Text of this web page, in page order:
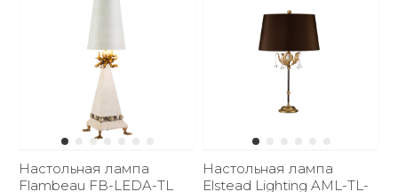
Настольная лампа
Flambeau FB-LEDA-TL
Настольная лампа
Elstead Lighting AML-TL-